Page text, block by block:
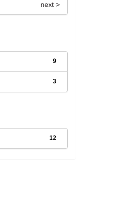
next >
9
3
12